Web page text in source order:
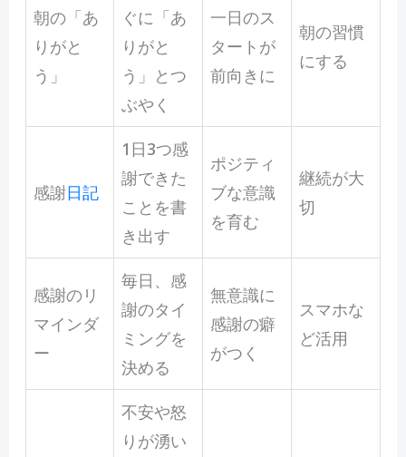
朝の「あ
りがと
う」
ぐに「あ
りがと
う」とつ
ぶやく
一日のス
タートが
前向きに
朝の習慣
にする
感謝日記
1日3つ感
謝できた
ことを書
き出す
ポジティ
ブな意識
を育む
継続が大
切
感謝のリ
マインダ
ー
毎日、感
謝のタイ
ミングを
決める
無意識に
感謝の癖
がつく
スマホな
ど活用
不安や怒
りが湧い